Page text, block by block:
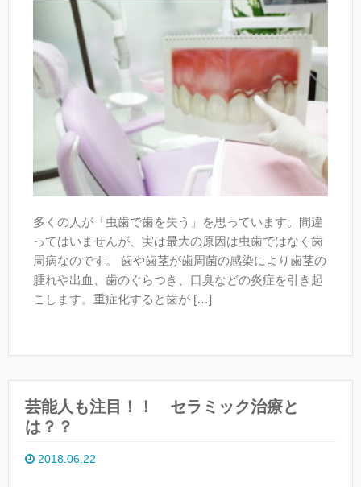
多くの人が「虫歯で歯を失う」を思っています。間違
ってはいませんが、実は最大の原因は虫歯ではなく歯
周病なのです。 歯や歯茎が歯周菌の感染により歯茎の
腫れや出血、歯のぐらつき、口臭などの炎症を引き起
こします。重症化すると歯が […]
芸能人も注目！！ セラミック治療と
は？？
2018.06.22